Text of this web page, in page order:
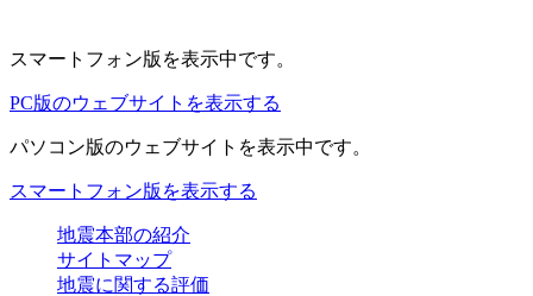
スマートフォン版 を表示中です。
PC版のウェブサイトを表示する
パソコン版のウェブサイトを表示中です。
スマートフォン版を表示する
地震本部の紹介
サイトマップ
地震に関する評価